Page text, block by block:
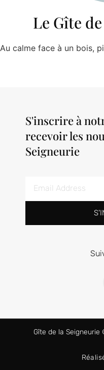
Le Gîte
Au calme face à un bois,
S'inscrire à
recevoir les
Seigneurie
Gîte de la Seigneurie